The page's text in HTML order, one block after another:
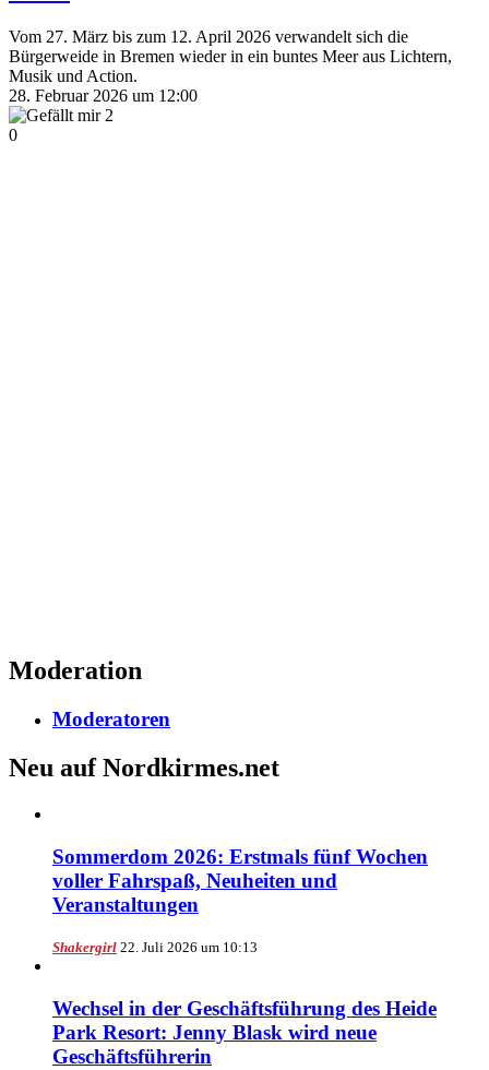
Vom 27. März bis zum 12. April 2026 verwandelt sich die
Bürgerweide in Bremen wieder in ein buntes Meer aus Lichtern,
Musik und Action.
28. Februar 2026 um 12:00
2
0
Moderation
Moderatoren
Neu auf Nordkirmes.net
Sommerdom 2026: Erstmals fünf Wochen
voller Fahrspaß, Neuheiten und
Veranstaltungen
Shakergirl 22. Juli 2026 um 10:13
Wechsel in der Geschäftsführung des Heide
Park Resort: Jenny Blask wird neue
Geschäftsführerin